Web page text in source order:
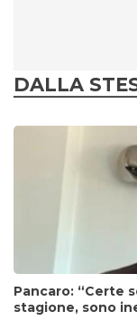
DALLA
Pancaro: “Certe
stagione, sono